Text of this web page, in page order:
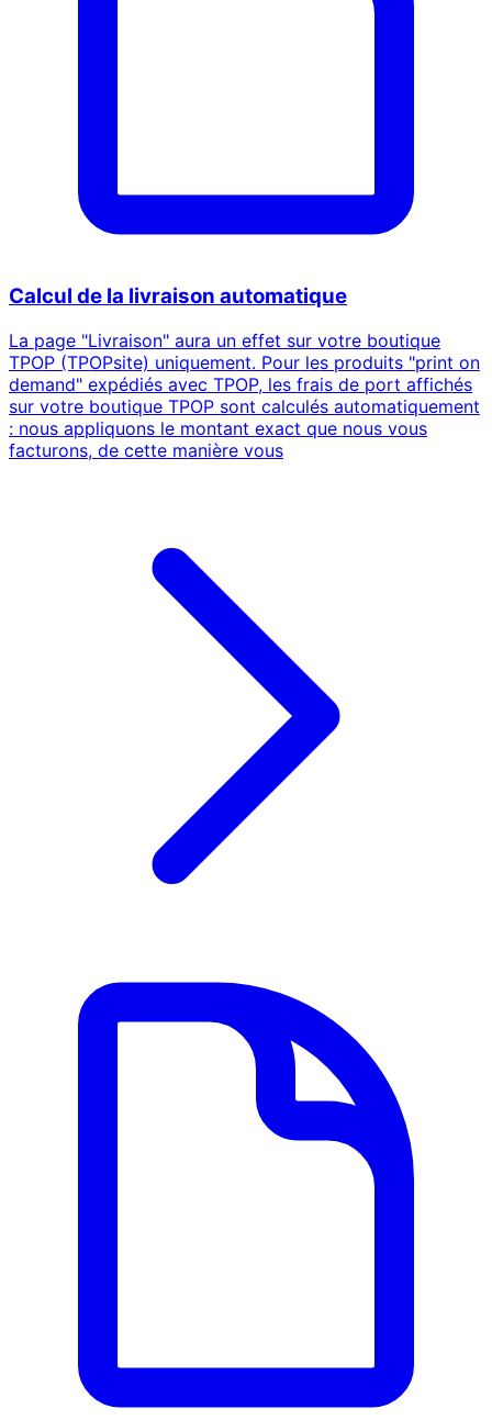
Calcul de la livraison automatique
La page "Livraison" aura un effet sur votre boutique
TPOP (TPOPsite) uniquement. Pour les produits "print on
demand" expédiés avec TPOP, les frais de port affichés
sur votre boutique TPOP sont calculés automatiquement
: nous appliquons le montant exact que nous vous
facturons, de cette manière vous